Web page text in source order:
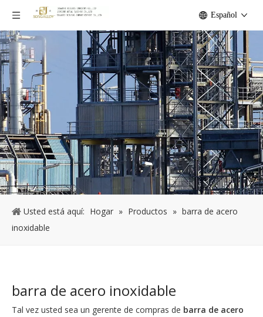
Español
Usted está aquí: Hogar » Productos » barra de acero
inoxidable
barra de acero inoxidable
Tal vez usted sea un gerente de compras de barra de acero